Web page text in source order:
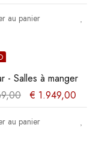
au panier
- Salles à manger
€ 1.949,00
au panier